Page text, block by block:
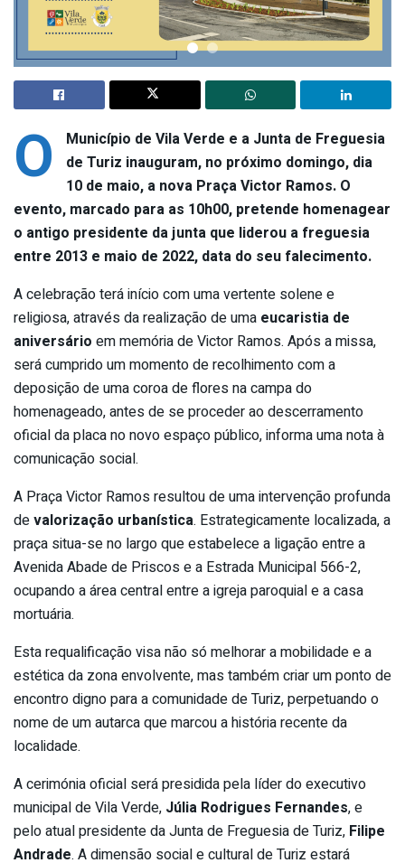
O
Município de Vila Verde e a Junta de Freguesia
de Turiz inauguram, no próximo domingo, dia
10 de maio, a nova Praça Victor Ramos. O
evento, marcado para as 10h00, pretende homenagear
o antigo presidente da junta que liderou a freguesia
entre 2013 e maio de 2022, data do seu falecimento.
A celebração terá início com uma vertente solene e
religiosa, através da realização de uma eucaristia de
aniversário em memória de Victor Ramos. Após a missa,
será cumprido um momento de recolhimento com a
deposição de uma coroa de flores na campa do
homenageado, antes de se proceder ao descerramento
oficial da placa no novo espaço público, informa uma nota à
comunicação social.
A Praça Victor Ramos resultou de uma intervenção profunda
devalorização urbanística. Estrategicamente localizada, a
praça situa-se no largo que estabelece a ligação entre a
Avenida Abade de Priscos e a Estrada Municipal 566-2,
ocupando a área central entre a igreja paroquial e a casa
mortuária.
Esta requalificação visa não só melhorar a mobilidade e a
estética da zona envolvente, mas também criar um ponto de
encontro digno para a comunidade de Turiz, perpetuando o
nome de um autarca que marcou a história recente da
localidade.
A cerimónia oficial será presidida pela líder do executivo
municipal de Vila Verde, Júlia Rodrigues Fernandes, e
pelo atual presidente da Junta de Freguesia de Turiz, Filipe
Andrade. A dimensão social e cultural de Turiz estará